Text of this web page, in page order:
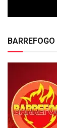
BARREFOGO